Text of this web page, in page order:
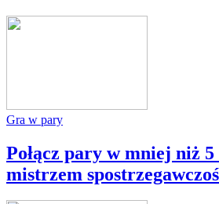
Gra w pary
Połącz pary w mniej niż
mistrzem